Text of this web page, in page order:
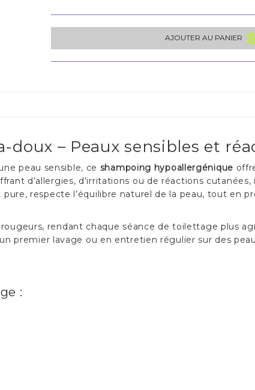
AJOUTER AU PANIER
– Peaux sensibles et
peau sensible, ce shampoing hypoallergénique
d’allergies, d’irritations ou de réactions
pure, respecte l’équilibre naturel de la peau, tout en
rendant chaque séance de toilettage plus
premier lavage ou en entretien régulier sur des
: